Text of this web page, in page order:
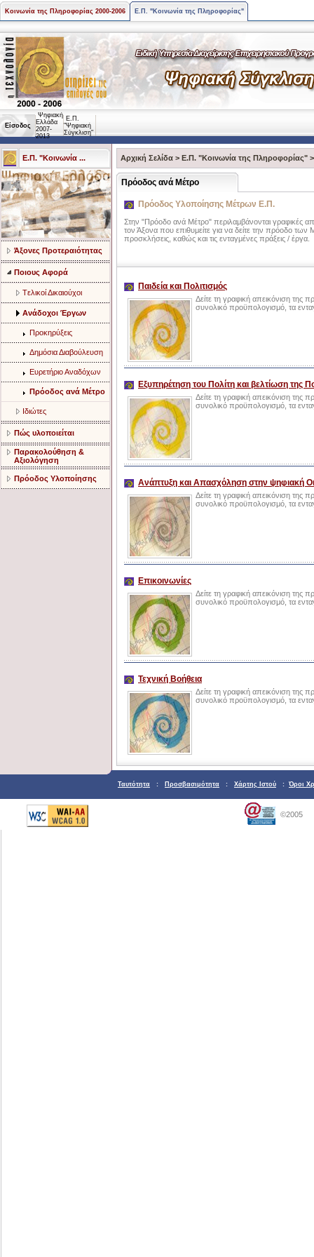
Κοινωνία της Πληροφορίας 2000-2006 Ε.Π. "Κοινωνία της Πληροφορίας"
Είσοδος
Ψηφιακή
Ελλάδα
2007-
2013
Ε.Π.
"Ψηφιακή
Σύγκλιση"
Ε.Π. "Κοινωνία ...
Άξονες Προτεραιότητας
Ποιους Αφορά
Tελικοί Δικαιούχοι
Ανάδοχοι Έργων
Προκηρύξεις
Δημόσια Διαβούλευση
Ευρετήριο Αναδόχων
Πρόοδος ανά Μέτρο
Ιδιώτες
Πώς υλοποιείται
Παρακολούθηση &
Αξιολόγηση
Πρόοδος Υλοποίησης
Αρχική Σελίδα > Ε.Π. "Κοινωνία της Πληροφορίας"
Πρόοδος ανά Μέτρο
Πρόοδος Υλοποίησης Μέτρων Ε.Π.
Στην "Πρόοδο ανά Μέτρο" περιλαμβάνονται γραφικές
τον Άξονα που επιθυμείτε για να δείτε την πρόοδο
προσκλήσεις, καθώς και τις ενταγμένες πράξεις / έργα.
Παιδεία και Πολιτισμός
Δείτε τη γραφική απεικόνιση της
συνολικό προϋπολογισμό, τα
Εξυπηρέτηση του Πολίτη και βελτίωση της
Δείτε τη γραφική απεικόνιση της
συνολικό προϋπολογισμό, τα
Ανάπτυξη και Απασχόληση στην ψηφιακή
Δείτε τη γραφική απεικόνιση της
συνολικό προϋπολογισμό, τα
Επικοινωνίες
Δείτε τη γραφική απεικόνιση της
συνολικό προϋπολογισμό, τα
Τεχνική Βοήθεια
Δείτε τη γραφική απεικόνιση της
συνολικό προϋπολογισμό, τα
Ταυτότητα : Προσβασιμότητα : Χάρτης Ιστού : Όροι
©2005